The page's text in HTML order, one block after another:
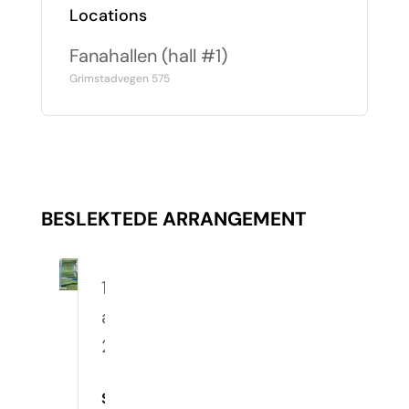
Locations
Fanahallen (hall #1)
Grimstadvegen 575
BESLEKTEDE ARRANGEMENT
10.
august
2026
Spennende